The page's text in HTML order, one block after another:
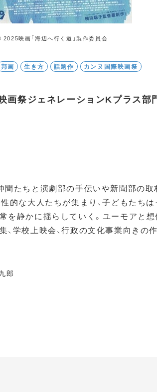
2025映画「海辺へ⾏く道」製作委員会
邦画 生き方 話題作 カンヌ国際映画祭
祭ジェネレーションKプラス部
たちと演劇部の手伝いや新聞部の
的な大人たちが集まり、子どもたち
を静かに揺らしていく。ユーモアと
、学校上映会、行政の文化事業向きの
郎